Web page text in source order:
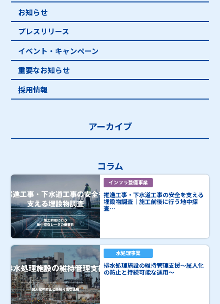
お知らせ
プレスリリース
イベント・キャンペーン
重要なお知らせ
採用情報
アーカイブ
コラム
インフラ整備事業
推進工事・下水道工事の安全を支える
埋設物調査｜施工前後に行う地中探
査…
水処理事業
排水処理施設の維持管理支援～属人化
の防止と持続可能な運用～